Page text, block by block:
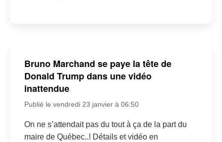
Bruno Marchand se paye la tête de
Donald Trump dans une vidéo
inattendue
Publié le vendredi 23 janvier à 06:50
On ne s’attendait pas du tout à ça de la part du
maire de Québec..! Détails et vidéo en